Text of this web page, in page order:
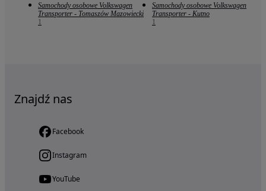
Samochody osobowe Volkswagen
Transporter - Tomaszów Mazowiecki
1
Samochody osobowe Volkswagen
Transporter - Kutno
1
Znajdź nas
Facebook
Instagram
YouTube